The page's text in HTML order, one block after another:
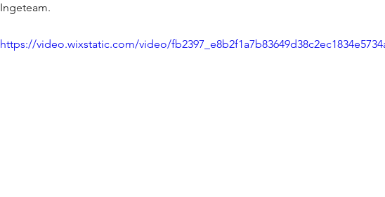
Ingeteam.
https://video.wixstatic.com/video/